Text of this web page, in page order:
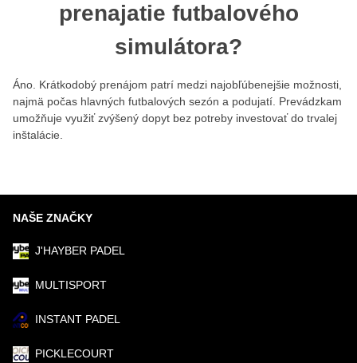
prenajatie futbalového
simulátora?
Áno. Krátkodobý prenájom patrí medzi najobľúbenejšie možnosti,
najmä počas hlavných futbalových sezón a podujatí. Prevádzkam
umožňuje využiť zvýšený dopyt bez potreby investovať do trvalej
inštalácie.
NAŠE ZNAČKY
J'HAYBER PADEL
MULTISPORT
INSTANT PADEL
PICKLECOURT